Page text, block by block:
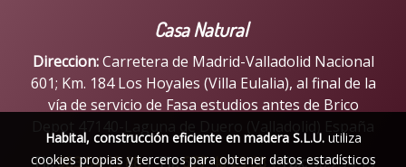
Casa Natural
Direccion:Carretera de Madrid-Valladolid Nacional
601; Km. 184 Los Hoyales (Villa Eulalia), al final de la
vía de servicio de Fasa estudios antes de Brico
Depot 47140-Laguna de Duero (Valladolid) España
Tlf:983 54 15 88|Tlf:677 40 23 68|Fax:983 54 15
Habital, construcción eficiente en madera S.L.U.utiliza
cookies propias y terceros para obtener datos estadísticos